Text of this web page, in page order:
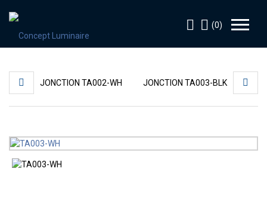
(0)
JONCTION TA002-WH JONCTION TA003-BLK